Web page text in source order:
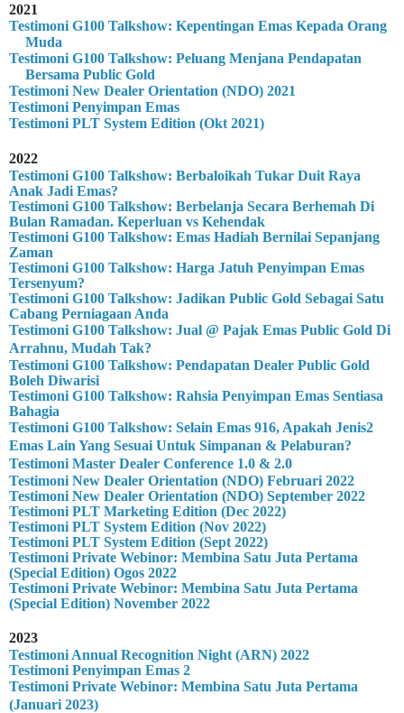
2021
Testimoni G100 Talkshow: Kepentingan Emas Kepada Orang
Muda
Testimoni G100 Talkshow: Peluang Menjana Pendapatan
Bersama Public Gold
Testimoni New Dealer Orientation (NDO) 2021
Testimoni Penyimpan Emas
Testimoni PLT System Edition (Okt 2021)
2022
Testimoni G100 Talkshow: Berbaloikah Tukar Duit Raya
Anak Jadi Emas?
Testimoni G100 Talkshow: Berbelanja Secara Berhemah Di
Bulan Ramadan. Keperluan vs Kehendak
Testimoni G100 Talkshow: Emas Hadiah Bernilai Sepanjang
Zaman
Testimoni G100 Talkshow: Harga Jatuh Penyimpan Emas
Tersenyum?
Testimoni G100 Talkshow: Jadikan Public Gold Sebagai Satu
Cabang Perniagaan Anda
Testimoni G100 Talkshow: Jual @ Pajak Emas Public Gold Di
Arrahnu, Mudah Tak?
Testimoni G100 Talkshow: Pendapatan Dealer Public Gold
Boleh Diwarisi
Testimoni G100 Talkshow: Rahsia Penyimpan Emas Sentiasa
Bahagia
Testimoni G100 Talkshow: Selain Emas 916, Apakah Jenis2
Emas Lain Yang Sesuai Untuk Simpanan & Pelaburan?
Testimoni Master Dealer Conference 1.0 & 2.0
Testimoni New Dealer Orientation (NDO) Februari 2022
Testimoni New Dealer Orientation (NDO) September 2022
Testimoni PLT Marketing Edition (Dec 2022)
Testimoni PLT System Edition (Nov 2022)
Testimoni PLT System Edition (Sept 2022)
Testimoni Private Webinor: Membina Satu Juta Pertama
(Special Edition) Ogos 2022
Testimoni Private Webinor: Membina Satu Juta Pertama
(Special Edition) November 2022
2023
Testimoni Annual Recognition Night (ARN) 2022
Testimoni Penyimpan Emas 2
Testimoni Private Webinor: Membina Satu Juta Pertama
(Januari 2023)